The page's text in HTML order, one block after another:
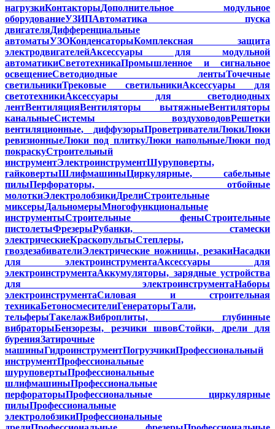
нагрузкиКонтакторыДополнительное модульное
оборудованиеУЗИПАвтоматика пуска
двигателяДифференциальные
автоматыУЗОКонденсаторыКомплексная защита
электродвигателейАксессуары для модульной
автоматикиСветотехникаПромышленное и сигнальное
освещениеСветодиодные лентыТочечные
светильникиТрековые светильникиАксессуары для
светотехникиАксессуары для светодиодных
лентВентиляцияВентиляторы вытяжныеВентиляторы
канальныеСистемы воздуховодовРешетки
вентиляционные, диффузорыПроветривателиЛюкиЛюки
ревизионныеЛюки под плиткуЛюки напольныеЛюки под
покраскуСтроительный
инструментЭлектроинструментШуруповерты,
гайковертыШлифмашиныЦиркулярные, сабельные
пилыПерфораторы, отбойные
молоткиЭлектролобзикиДрелиСтроительные
миксерыДальномерыМногофункциональные
инструментыСтроительные феныСтроительные
пистолетыФрезерыРубанки, стамески
электрическиеКраскопультыСтеплеры,
гвоздезабивателиЭлектрические ножницы, резакиНасадки
для электроинструментаАксессуары для
электроинструментаАккумуляторы, зарядные устройства
для электроинструментаНаборы
электроинструментаСиловая и строительная
техникаБетоносмесителиГенераторыТали,
тельферыТакелажВиброплиты, глубинные
вибраторыБензорезы, резчики швовСтойки, дрели для
буренияЗатирочные
машиныГидроинструментПогрузчикиПрофессиональный
инструментПрофессиональные
шуруповертыПрофессиональные
шлифмашиныПрофессиональные
перфораторыПрофессиональные циркулярные
пилыПрофессиональные
электролобзикиПрофессиональные